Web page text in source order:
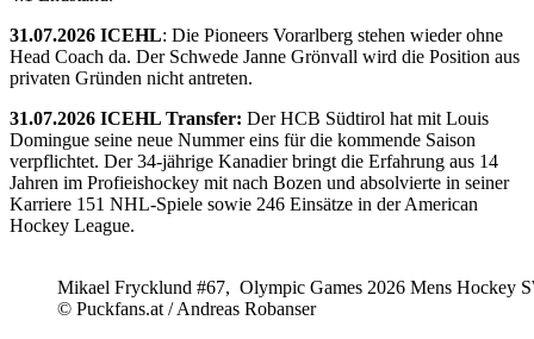
31.07.2026 ICEHL: Die Pioneers Vorarlberg stehen wieder ohne
Head Coach da. Der Schwede Janne Grönvall wird die Position aus
privaten Gründen nicht antreten.
31.07.2026 ICEHL Transfer: Der HCB Südtirol hat mit Louis
Domingue seine neue Nummer eins für die kommende Saison
verpflichtet. Der 34-jährige Kanadier bringt die Erfahrung aus 14
Jahren im Profieishockey mit nach Bozen und absolvierte in seiner
Karriere 151 NHL-Spiele sowie 246 Einsätze in der American
Hockey League.
Mikael Frycklund #67, Olympic Games 2026 Mens Hockey
© Puckfans.at / Andreas Robanser